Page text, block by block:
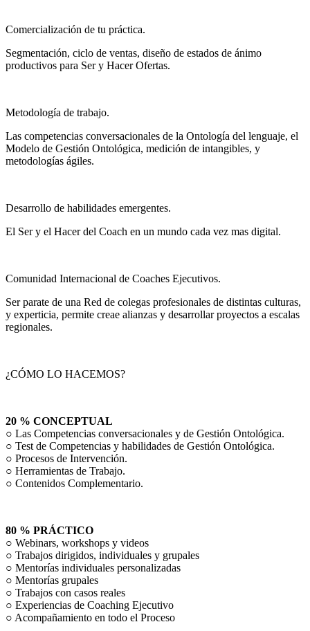
Comercialización de tu práctica.
Segmentación, ciclo de ventas, diseño de estados de ánimo
productivos para Ser y Hacer Ofertas.
Metodología de trabajo.
Las competencias conversacionales de la Ontología del lenguaje, el
Modelo de Gestión Ontológica, medición de intangibles, y
metodologías ágiles.
Desarrollo de habilidades emergentes.
El Ser y el Hacer del Coach en un mundo cada vez mas digital.
Comunidad Internacional de Coaches Ejecutivos.
Ser parate de una Red de colegas profesionales de distintas culturas,
y experticia, permite creae alianzas y desarrollar proyectos a escalas
regionales.
¿CÓMO LO HACEMOS?
20 % CONCEPTUAL
○ Las Competencias conversacionales y de Gestión Ontológica.
○ Test de Competencias y habilidades de Gestión Ontológica.
○ Procesos de Intervención.
○ Herramientas de Trabajo.
○ Contenidos Complementario.
80 % PRÁCTICO
○ Webinars, workshops y videos
○ Trabajos dirigidos, individuales y grupales
○ Mentorías individuales personalizadas
○ Mentorías grupales
○ Trabajos con casos reales
○ Experiencias de Coaching Ejecutivo
○ Acompañamiento en todo el Proceso